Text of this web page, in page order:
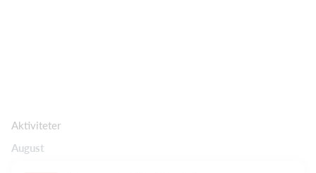
Aktiviteter
August